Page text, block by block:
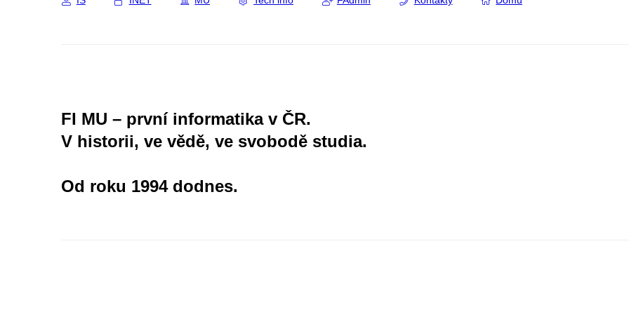
FI MU – první informatika v ČR.
V historii, ve vědě, ve svobodě studia.
Od roku 1994 dodnes.